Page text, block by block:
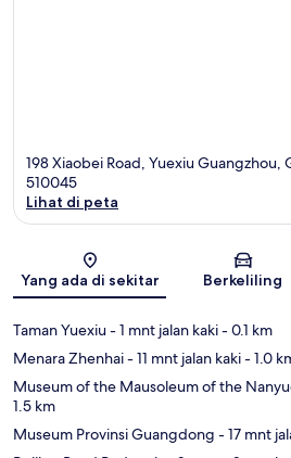
198 Xiaobei Road, Yuexiu
510045
Lihat di peta
Yang ada di sekitar Berkeliling
Taman Yuexiu- 1 mnt jalan kaki- 0.1 km
Menara Zhenhai- 11 mnt jalan kaki- 1.0
Museum of the Mausoleum of the
1.5 km
Museum Provinsi Guangdong - 17 mnt